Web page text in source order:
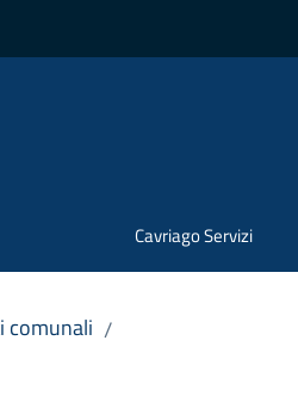
Cavriago Servizi
comunali /